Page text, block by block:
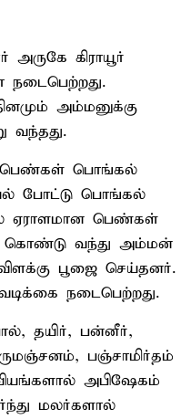
கிராயூர்
நடைபெற்றது.
அம்மனுக்கு
வந்தது.
பெண்கள் பொங்கல்
போட்டு பொங்கல்
ஏராளமான பெண்கள்
கொண்டு வந்து அம்மன்
பூஜை செய்தனர்.
நடைபெற்றது.
தயிர், பன்னீர்,
பஞ்சாமிர்தம்
அபிஷேகம்
மலர்களால்